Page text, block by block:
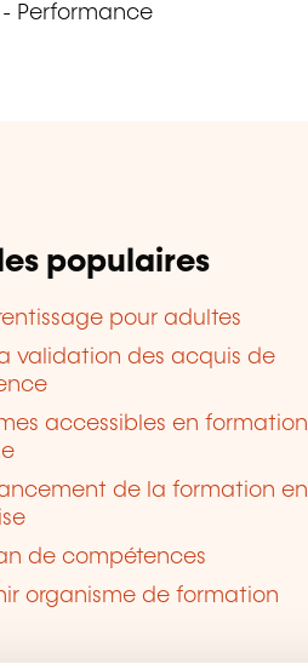
Performance
populaires
pour adultes
validation des acquis de
accessibles en formation
de la formation en
de compétences
organisme de formation